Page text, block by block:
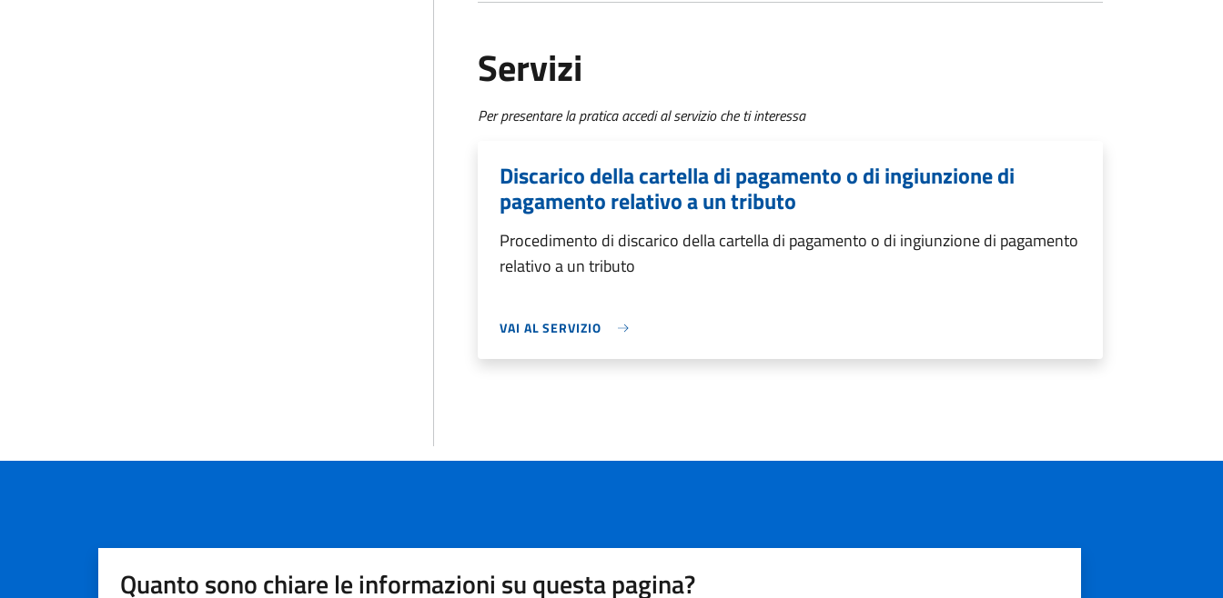
Servizi
Per presentare la pratica accedi al servizio che ti interessa
Discarico della cartella di pagamento o di ingiunzione di
pagamento relativo a un tributo
Procedimento di discarico della cartella di pagamento o di ingiunzione di pagamento
relativo a un tributo
VAI AL SERVIZIO
Quanto sono chiare le informazioni su questa pagina?